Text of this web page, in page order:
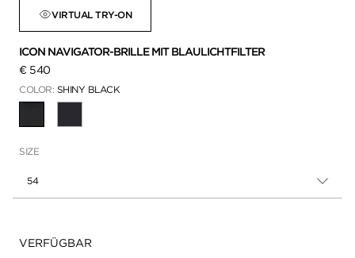
VIRTUAL TRY-ON
ICON NAVIGATOR-BRILLE MIT BLAULICHTFILTER
€ 540
COLOR: SHINY BLACK
SIZE
54
Verfügbarkeit:
VERFÜGBAR